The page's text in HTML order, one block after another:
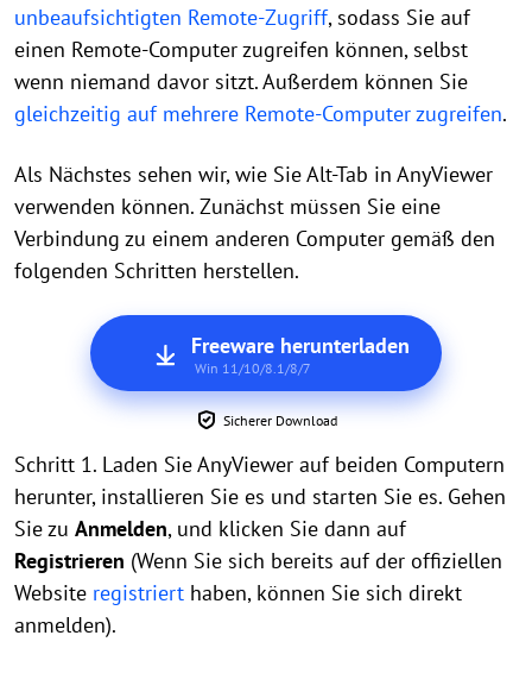
unbeaufsichtigten Remote-Zugriff, sodass Sie auf
einen Remote-Computer zugreifen können, selbst
wenn niemand davor sitzt. Außerdem können Sie
gleichzeitig auf mehrere Remote-Computer zugreifen.
Als Nächstes sehen wir, wie Sie Alt-Tab in AnyViewer
verwenden können. Zunächst müssen Sie eine
Verbindung zu einem anderen Computer gemäß den
folgenden Schritten herstellen.
Freeware herunterladen
Win 11/10/8.1/8/7
Sicherer Download
Schritt 1. Laden Sie AnyViewer auf beiden Computern
herunter, installieren Sie es und starten Sie es. Gehen
Sie zu Anmelden, und klicken Sie dann auf
Registrieren (Wenn Sie sich bereits auf der offiziellen
Website registriert haben, können Sie sich direkt
anmelden).